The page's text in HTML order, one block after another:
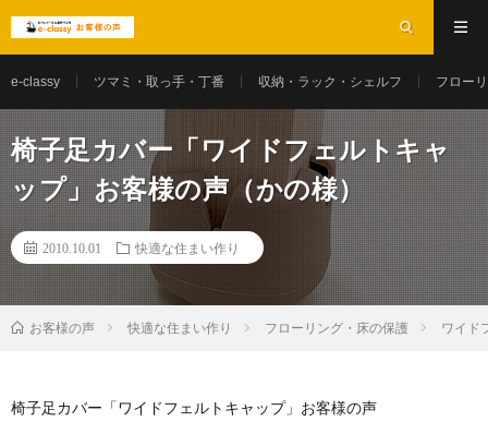
e-classy ツマミ・取っ手・丁番 収納・ラック・シェルフ フロー
椅子足カバー「ワイドフェルトキャ
ップ」お客様の声（かの様）
2010.10.01 快適な住まい作り
お客様の声 快適な住まい作り フローリング・床の保護 ワイド
椅子足カバー「ワイドフェルトキャップ」お客様の声